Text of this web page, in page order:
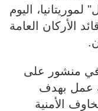
اليوم
الأركان العامة
في منشور على
عمل بهدف
الأمنية